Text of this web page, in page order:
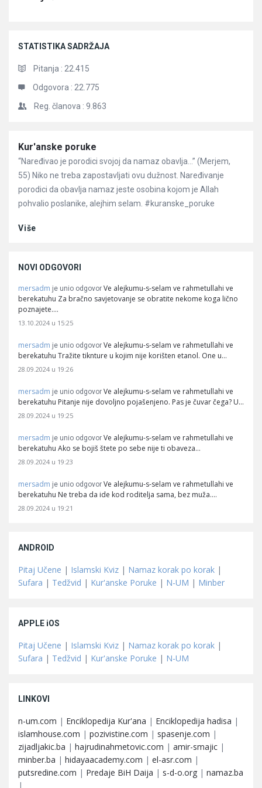
STATISTIKA SADRŽAJA
Pitanja : 22.415
Odgovora : 22.775
Reg. članova : 9.863
Članci
Kur'anske poruke
“Naređivao je porodici svojoj da namaz obavlja…” (Merjem,
55) Niko ne treba zapostavljati ovu dužnost. Naređivanje
porodici da obavlja namaz jeste osobina kojom je Allah
pohvalio poslanike, alejhim selam. #kuranske_poruke
Više
NOVI ODGOVORI
mersadm je unio odgovor Ve alejkumu-s-selam ve rahmetullahi ve
berekatuhu Za bračno savjetovanje se obratite nekome koga lično
poznajete.…
13.10.2024 u 15:25
mersadm je unio odgovor Ve alejkumu-s-selam ve rahmetullahi ve
berekatuhu Tražite tiknture u kojim nije korišten etanol. One u…
28.09.2024 u 19:26
mersadm je unio odgovor Ve alejkumu-s-selam ve rahmetullahi ve
berekatuhu Pitanje nije dovoljno pojašenjeno. Pas je čuvar čega? U…
28.09.2024 u 19:25
mersadm je unio odgovor Ve alejkumu-s-selam ve rahmetullahi ve
berekatuhu Ako se bojiš štete po sebe nije ti obaveza…
28.09.2024 u 19:23
mersadm je unio odgovor Ve alejkumu-s-selam ve rahmetullahi ve
berekatuhu Ne treba da ide kod roditelja sama, bez muža.…
28.09.2024 u 19:21
ANDROID
Pitaj Učene | Islamski Kviz | Namaz korak po korak |
Sufara | Tedžvid | Kur'anske Poruke | N-UM | Minber
APPLE iOS
Pitaj Učene | Islamski Kviz | Namaz korak po korak |
Sufara | Tedžvid | Kur'anske Poruke | N-UM
LINKOVI
n-um.com | Enciklopedija Kur'ana | Enciklopedija hadisa |
islamhouse.com | pozivistine.com | spasenje.com |
zijadljakic.ba | hajrudinahmetovic.com | amir-smajic |
minber.ba | hidayaacademy.com | el-asr.com |
putsredine.com | Predaje BiH Daija | s-d-o.org | namaz.ba
|